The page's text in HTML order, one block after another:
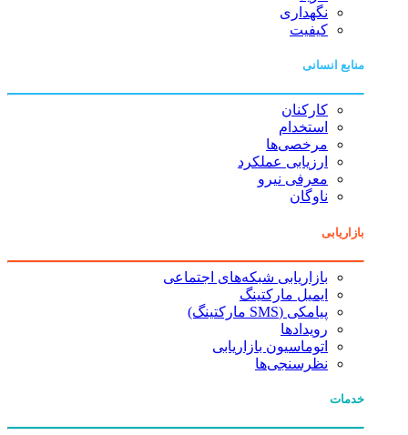
نگهداری
کیفیت
منابع انسانی
کارکنان
استخدام
مرخصی‌ها
ارزیابی عملکرد
معرفی نیرو
ناوگان
بازاریابی
بازاریابی شبکه‌های اجتماعی
ایمیل مارکتینگ
پیامکی (SMS مارکتینگ)
رویدادها
اتوماسیون بازاریابی
نظرسنجی‌ها
خدمات